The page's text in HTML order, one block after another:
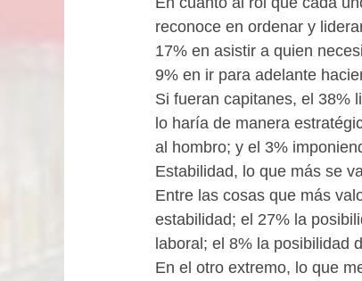
reconoce en ordenar y
17% en asistir a quien
9% en ir para adelante
Si fueran capitanes, el 38%
lo haría de manera
al hombro; y el 3%
Estabilidad, lo que más se
Entre las cosas que más
estabilidad; el 27% la
laboral; el 8% la posibilidad
En el otro extremo, lo que